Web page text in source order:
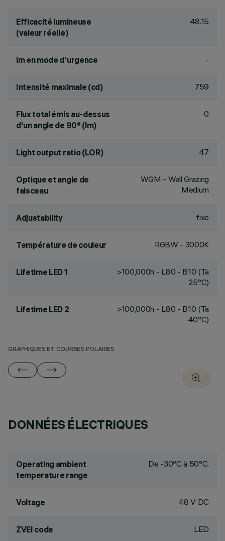
Efficacité lumineuse
(valeur réelle)
48.15
lm en mode d'urgence -
Intensité maximale (cd) 759
Flux total émis au-dessus
d'un angle de 90° (lm)
0
Light output ratio (LOR) 47
Optique et angle de
faisceau
WGM - Wall Grazing
Medium
Adjustability fixe
Température de couleur RGBW - 3000K
Lifetime LED 1
>100,000h - L80 - B10 (Ta
25°C)
Lifetime LED 2
>100,000h - L80 - B10 (Ta
40°C)
GRAPHIQUES ET COURBES POLAIRES
DONNÉES ÉLECTRIQUES
Operating ambient
temperature range
De -30°C à 50°C.
Voltage 48 V DC
ZVEI code LED